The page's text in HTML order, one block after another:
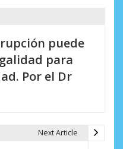
puede
para
Por el Dr
Next Article